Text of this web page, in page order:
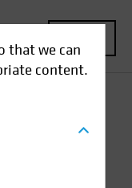
that we can
content.